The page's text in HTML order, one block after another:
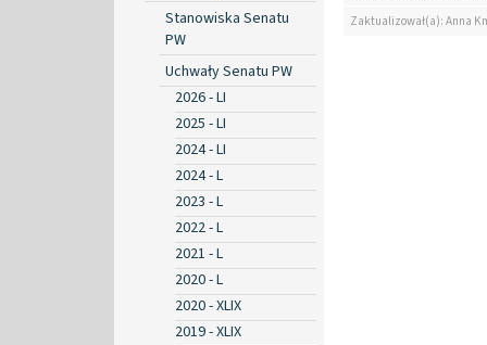
Stanowiska Senatu
PW
Uchwały Senatu PW
2026 - LI
2025 - LI
2024 - LI
2024 - L
2023 - L
2022 - L
2021 - L
2020 - L
2020 - XLIX
2019 - XLIX
Zaktualizował(a): Anna